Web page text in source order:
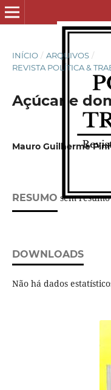
INÍCIO / ARQUIVOS /
REVISTA POLÍTICA &
Açúcar e
Mauro Guilherme
RESUMO sem resumo
DOWNLOADS
Não há dados